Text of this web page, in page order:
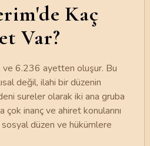
Kaç
Var?
ve 6.236 ayetten oluşur. Bu
değil, ilahi bir düzenin
sureler olarak iki ana gruba
çok inanç ve ahiret konularını
düzen ve hükümlere